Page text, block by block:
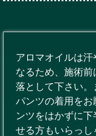
アロマオイルは汗
なるため、施術
落として下さい
パンツの着用を
ンツをはかずに
せる方もいらっ